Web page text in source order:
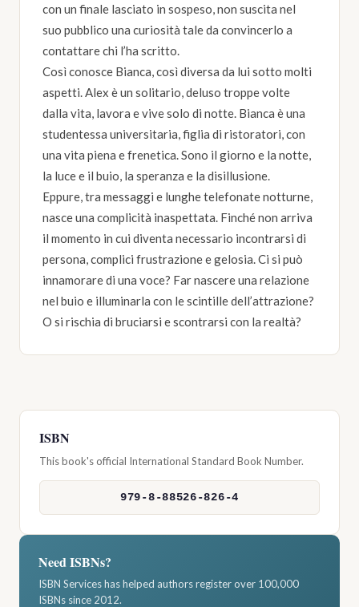
con un finale lasciato in sospeso, non suscita nel
suo pubblico una curiosità tale da convincerlo a
contattare chi l’ha scritto.
Così conosce Bianca, così diversa da lui sotto molti
aspetti. Alex è un solitario, deluso troppe volte
dalla vita, lavora e vive solo di notte. Bianca è una
studentessa universitaria, figlia di ristoratori, con
una vita piena e frenetica. Sono il giorno e la notte,
la luce e il buio, la speranza e la disillusione.
Eppure, tra messaggi e lunghe telefonate notturne,
nasce una complicità inaspettata. Finché non arriva
il momento in cui diventa necessario incontrarsi di
persona, complici frustrazione e gelosia. Ci si può
innamorare di una voce? Far nascere una relazione
nel buio e illuminarla con le scintille dell’attrazione?
O si rischia di bruciarsi e scontrarsi con la realtà?
ISBN
This book's official International Standard Book Number.
979-8-88526-826-4
Need ISBNs?
ISBN Services has helped authors register over 100,000
ISBNs since 2012.